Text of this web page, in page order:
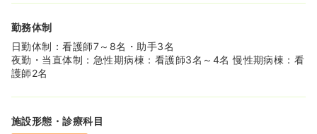
した実践コースをご用意しております。
◆e-ラーニングで自宅勉強が可能なので、子育てがありな
かなか研修にでれないママさんナースでも安心です！
◆同院の長期研修制度を利用し、認定看護師の資格をとら
れる看護師さんもいますので、スキルアップや認定看護師
取得を目指されている看護師さんにもオススメです♪
≪小田急線・長後駅から徒歩9分！≫
◆病院から徒歩圏内の長後駅は、電車で町田駅まで21分、
新宿駅まで53分と都心へもアクセスできます！
勤務体制
日勤体制：看護師7～8名・助手3名
夜勤・当直体制：急性期病棟：看護師3名～4名 慢性期病棟：看
護師2名
施設形態・診療科目